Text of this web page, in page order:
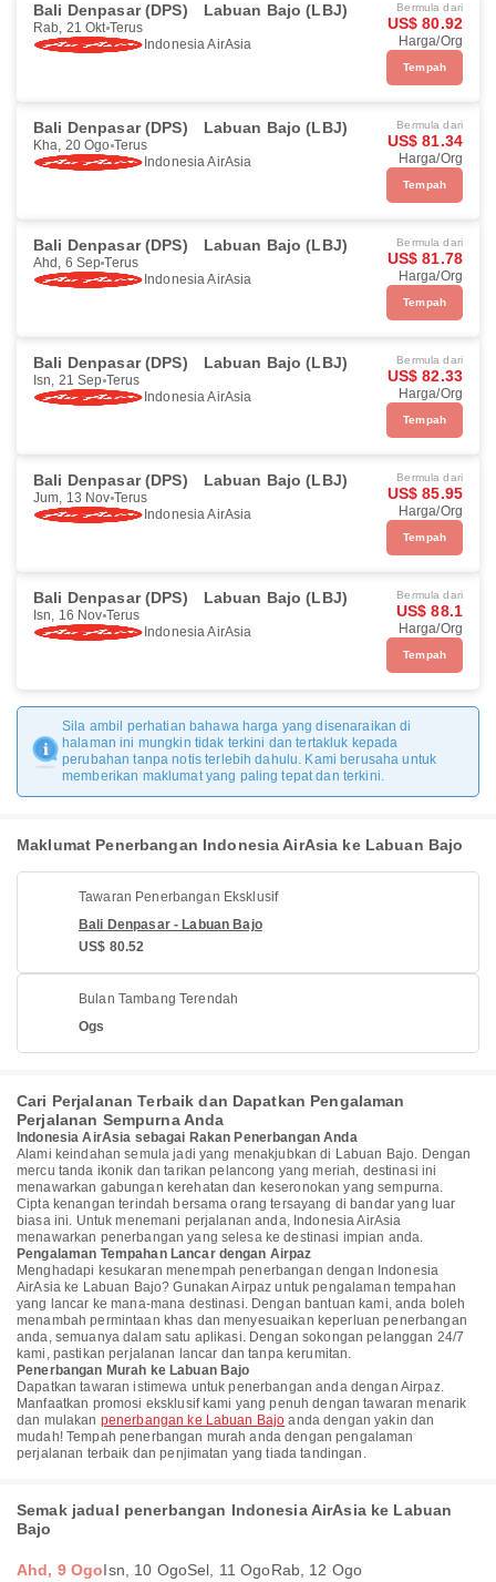
Bali Denpasar (DPS) Labuan Bajo (LBJ)
Rab, 21 Okt Terus
Indonesia AirAsia
Bermula dari
US$ 80.92
Harga/Org
Tempah
Bali Denpasar (DPS) Labuan Bajo (LBJ)
Kha, 20 Ogo Terus
Indonesia AirAsia
Bermula dari
US$ 81.34
Harga/Org
Tempah
Bali Denpasar (DPS) Labuan Bajo (LBJ)
Ahd, 6 Sep Terus
Indonesia AirAsia
Bermula dari
US$ 81.78
Harga/Org
Tempah
Bali Denpasar (DPS) Labuan Bajo (LBJ)
Isn, 21 Sep Terus
Indonesia AirAsia
Bermula dari
US$ 82.33
Harga/Org
Tempah
Bali Denpasar (DPS) Labuan Bajo (LBJ)
Jum, 13 Nov Terus
Indonesia AirAsia
Bermula dari
US$ 85.95
Harga/Org
Tempah
Bali Denpasar (DPS) Labuan Bajo (LBJ)
Isn, 16 Nov Terus
Indonesia AirAsia
Bermula dari
US$ 88.1
Harga/Org
Tempah
Sila ambil perhatian bahawa harga yang disenaraikan di
halaman ini mungkin tidak terkini dan tertakluk kepada
perubahan tanpa notis terlebih dahulu. Kami berusaha untuk
memberikan maklumat yang paling tepat dan terkini.
Maklumat Penerbangan Indonesia AirAsia ke Labuan Bajo
Tawaran Penerbangan Eksklusif
Bali Denpasar - Labuan Bajo
US$ 80.52
Bulan Tambang Terendah
Ogs
Cari Perjalanan Terbaik dan Dapatkan Pengalaman
Perjalanan Sempurna Anda
Indonesia AirAsia sebagai Rakan Penerbangan Anda
Alami keindahan semula jadi yang menakjubkan di Labuan Bajo. Dengan
mercu tanda ikonik dan tarikan pelancong yang meriah, destinasi ini
menawarkan gabungan kerehatan dan keseronokan yang sempurna.
Cipta kenangan terindah bersama orang tersayang di bandar yang luar
biasa ini. Untuk menemani perjalanan anda, Indonesia AirAsia
menawarkan penerbangan yang selesa ke destinasi impian anda.
Pengalaman Tempahan Lancar dengan Airpaz
Menghadapi kesukaran menempah penerbangan dengan Indonesia
AirAsia ke Labuan Bajo? Gunakan Airpaz untuk pengalaman tempahan
yang lancar ke mana-mana destinasi. Dengan bantuan kami, anda boleh
menambah permintaan khas dan menyesuaikan keperluan penerbangan
anda, semuanya dalam satu aplikasi. Dengan sokongan pelanggan 24/7
kami, pastikan perjalanan lancar dan tanpa kerumitan.
Penerbangan Murah ke Labuan Bajo
Dapatkan tawaran istimewa untuk penerbangan anda dengan Airpaz.
Manfaatkan promosi eksklusif kami yang penuh dengan tawaran menarik
dan mulakan penerbangan ke Labuan Bajo anda dengan yakin dan
mudah! Tempah penerbangan murah anda dengan pengalaman
perjalanan terbaik dan penjimatan yang tiada tandingan.
Semak jadual penerbangan Indonesia AirAsia ke Labuan
Bajo
Ahd, 9 OgoIsn, 10 OgoSel, 11 OgoRab, 12 Ogo